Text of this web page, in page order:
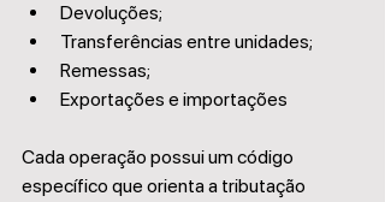
Devoluções;
Transferências entre unidades;
Remessas;
Exportações e importações
Cada operação possui um código
específico que orienta a tributação